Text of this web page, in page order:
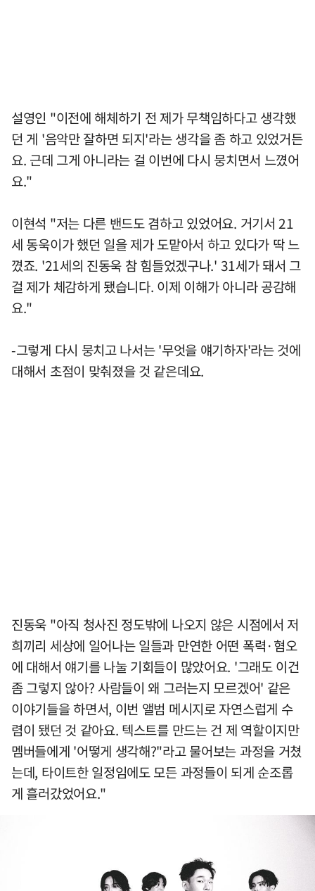
설영인 "이전에 해체하기 전 제가 무책임하다고 생각했
던 게 '음악만 잘하면 되지'라는 생각을 좀 하고 있었거든
요. 근데 그게 아니라는 걸 이번에 다시 뭉치면서 느꼈어
요."
이현석 "저는 다른 밴드도 겸하고 있었어요. 거기서 21
세 동욱이가 했던 일을 제가 도맡아서 하고 있다가 딱 느
꼈죠. '21세의 진동욱 참 힘들었겠구나.' 31세가 돼서 그
걸 제가 체감하게 됐습니다. 이제 이해가 아니라 공감해
요."
-그렇게 다시 뭉치고 나서는 '무엇을 얘기하자'라는 것에
대해서 초점이 맞춰졌을 것 같은데요.
진동욱 "아직 청사진 정도밖에 나오지 않은 시점에서 저
희끼리 세상에 일어나는 일들과 만연한 어떤 폭력·혐오
에 대해서 얘기를 나눌 기회들이 많았어요. '그래도 이건
좀 그렇지 않아? 사람들이 왜 그러는지 모르겠어' 같은
이야기들을 하면서, 이번 앨범 메시지로 자연스럽게 수
렴이 됐던 것 같아요. 텍스트를 만드는 건 제 역할이지만
멤버들에게 '어떻게 생각해?"라고 물어보는 과정을 거쳤
는데, 타이트한 일정임에도 모든 과정들이 되게 순조롭
게 흘러갔었어요."